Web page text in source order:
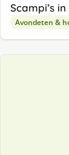
Scampi’s
Avondeten &